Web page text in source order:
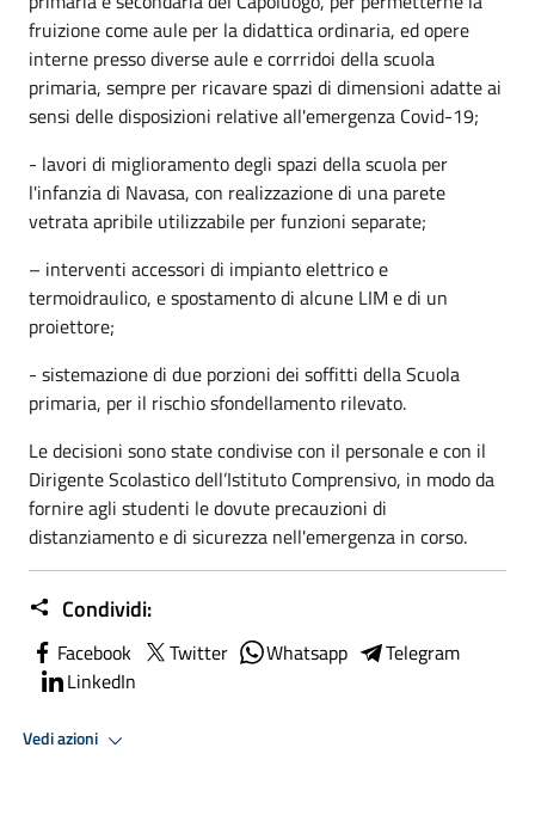
fruizione come aule per la didattica ordinaria, ed opere
interne presso diverse aule e corrridoi della scuola
primaria, sempre per ricavare spazi di dimensioni adatte ai
sensi delle disposizioni relative all'emergenza Covid-19;
- lavori di miglioramento degli spazi della scuola per
l'infanzia di Navasa, con realizzazione di una parete
vetrata apribile utilizzabile per funzioni separate;
– interventi accessori di impianto elettrico e
termoidraulico, e spostamento di alcune LIM e di un
proiettore;
- sistemazione di due porzioni dei soffitti della Scuola
primaria, per il rischio sfondellamento rilevato.
Le decisioni sono state condivise con il personale e con il
Dirigente Scolastico dell’Istituto Comprensivo, in modo da
fornire agli studenti le dovute precauzioni di
distanziamento e di sicurezza nell'emergenza in corso.
Condividi:
Facebook Twitter Whatsapp
Telegram
LinkedIn
Vedi azioni